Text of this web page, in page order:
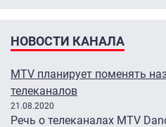
НОВОСТИ КАНАЛА
MTV планирует поменять
телеканалов
21.08.2020
Речь о телеканалах MTV